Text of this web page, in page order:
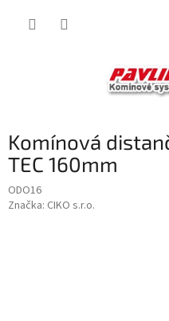
Komínová
TEC 160mm
ODO16
Značka: CIKO s.r.o.